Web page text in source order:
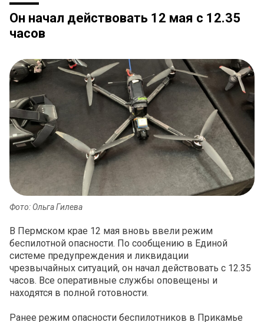
Он начал действовать 12 мая с 12.35
часов
Фото: Ольга Гилева
В Пермском крае 12 мая вновь ввели режим
беспилотной опасности. По сообщению в Единой
системе предупреждения и ликвидации
чрезвычайных ситуаций, он начал действовать с 12.35
часов. Все оперативные службы оповещены и
находятся в полной готовности.
Ранее режим опасности беспилотников в Прикамье